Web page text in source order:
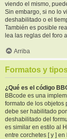
viendo el mismo,
Sin embargo, si no lo
deshabilitado o el
También es posible
lea las reglas del foro
Arriba
Formatos y
¿Qué es el código
BBcode es una
formato de los objetos
debe ser habilitado
deshabilitado del
es similar en estilo al
entre corchetes [ y ]